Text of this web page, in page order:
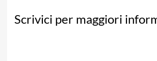
Scrivici per maggiori